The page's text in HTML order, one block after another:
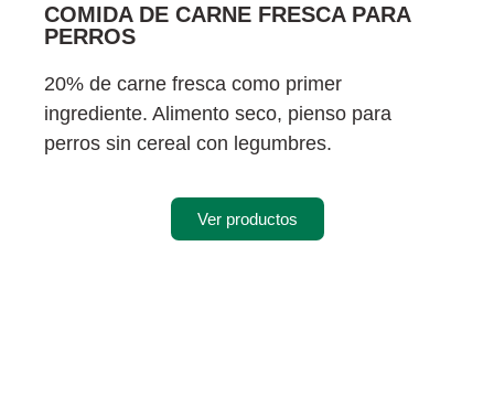
COMIDA DE CARNE FRESCA PARA
PERROS
20% de carne fresca como primer
ingrediente. Alimento seco, pienso para
perros sin cereal con legumbres.
Ver productos